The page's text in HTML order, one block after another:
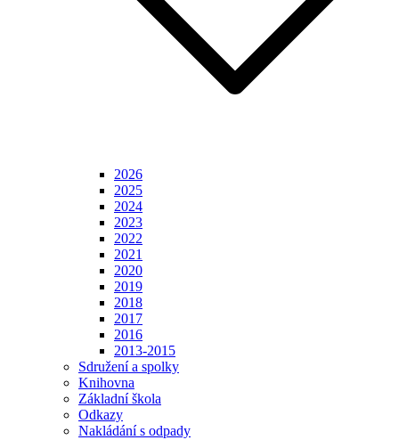
2026
2025
2024
2023
2022
2021
2020
2019
2018
2017
2016
2013-2015
Sdružení a spolky
Knihovna
Základní škola
Odkazy
Nakládání s odpady